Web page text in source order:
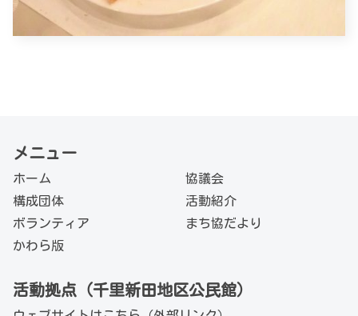
メニュー
ホーム
協議会
構成団体
活動紹介
ボランティア
まち協だより
かわら版
活動拠点（千里新田地区公民館）